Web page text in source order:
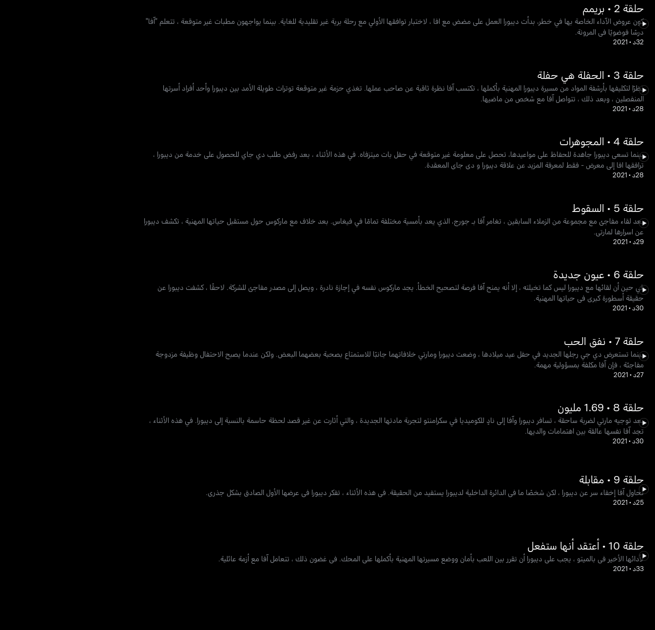
حلقة 2 • بريمم
كون عروض الآداء الخاصة بها في خطر، بدأت ديبورا العمل على مضض مع افا ، لاختبار توافقها الأولي مع رحلة برية غير تقليدية للغاية. بينما يواجهون مطبات غير متوقعة ، تتعلم "آفا"
درسًا فوضويًا في المرونة.
32د •
2021
حلقة 3 • الحفلة هي حفلة
نظرًا لتكليفها بأرشفة المواد من مسيرة ديبورا المهنية بأكملها ، تكتسب آفا نظرة ثاقبة عن صاحب عملها. تغذي حزمة غير متوقعة توترات طويلة الأمد بين ديبورا وأحد أفراد أسرتها
المنفصلين ، وبعد ذلك ، تتواصل آفا مع شخص من ماضيها.
28د •
2021
حلقة 4 • المجوهرات
بينما تسعى ديبورا جاهدة للحفاظ على مواعيدها، تحصل على معلومة غير متوقعة في حفل بات ميتزفاه. في هذه الأثناء ، بعد رفض طلب دي جاي للحصول على خدمة من ديبورا ،
ترافقها افا إلى معرض - فقط لمعرفة المزيد عن علاقة ديبورا و دي جاي المعقدة.
28د •
2021
حلقة 5 • السقوط
بعد لقاء مفاجئ مع مجموعة من الزملاء السابقين ، تغامر آفا بـ جورج، الذي يعد بأمسية مختلفة تمامًا في فيغاس. بعد خلاف مع ماركوس حول مستقبل حياتها المهنية ، تكشف ديبورا
عن اسرارها لمارتي.
29د •
2021
حلقة 6 • عيون جديدة
في حين أن لقائها مع ديبورا ليس كما تخيلته ، إلا أنه يمنح آفا فرصة لتصحيح الخطأ. يجد ماركوس نفسه في إجازة نادرة ، ويصل إلى مصدر مفاجئ للشركة. لاحقًا ، كشفت ديبورا عن
حقيقة أسطورة كبرى في حياتها المهنية.
30د •
2021
حلقة 7 • نفق الحب
بينما تستعرض دي جي رجلها الجديد في حفل عيد ميلادها ، وضعت ديبورا ومارتي خلافاتهما جانبًا للاستمتاع بصحبة بعضهما البعض. ولكن عندما يصبح الاحتفال وظيفة مزدوجة
مفاجئة ، فإن آفا مكلفة بمسؤولية مهمة.
27د •
2021
حلقة 8 • 1.69 مليون
بعد توجيه مارتي لضربة ساحقة ، تسافر ديبورا وآفا إلى نادٍ للكوميديا في سكرامنتو لتجربة مادتها الجديدة ، والتي أثارت عن غير قصد لحظة حاسمة بالنسبة إلى ديبورا. في هذه الأثناء ،
تجد آفا نفسها عالقة بين اهتمامات والديها.
30د •
2021
حلقة 9 • مقابلة
تحاول آفا إخفاء سر عن ديبورا ، لكن شخصًا ما في الدائرة الداخلية لديبورا يستفيد من الحقيقة. في هذه الأثناء ، تفكر ديبورا في عرضها الأول الصادق بشكل جذري.
25د •
2021
حلقة 10 • أعتقد أنها ستفعل
لأدائها الأخير في بالميتو ، يجب على ديبورا أن تقرر بين اللعب بأمان ووضع مسيرتها المهنية بأكملها على المحك. في غضون ذلك ، تتعامل آفا مع أزمة عائلية.
33د •
2021